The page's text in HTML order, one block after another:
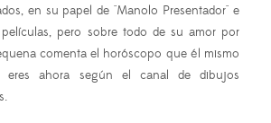
en su papel de "Manolo Presentador" e
pero sobre todo de su amor por
comenta el horóscopo que él mismo
eres ahora según el canal de dibujos